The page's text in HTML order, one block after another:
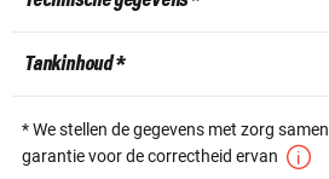
Tankinhoud *
* We stellen de gegevens met zorg
garantie voor de correctheid ervan